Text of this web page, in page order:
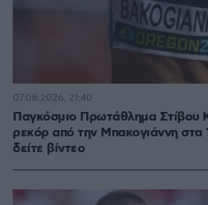
Παγκόσμιο Πρωτάθλημα Στίβου
ρεκόρ από την Μπακογιάννη στα
δείτε βίντεο
07.08.2026, 21:40